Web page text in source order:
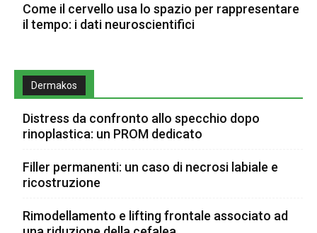
Come il cervello usa lo spazio per rappresentare
il tempo: i dati neuroscientifici
Dermakos
Distress da confronto allo specchio dopo
rinoplastica: un PROM dedicato
Filler permanenti: un caso di necrosi labiale e
ricostruzione
Rimodellamento e lifting frontale associato ad